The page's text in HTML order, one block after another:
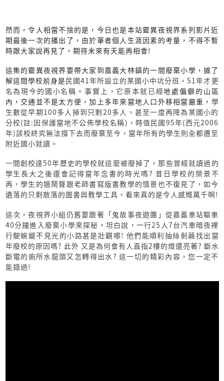
然而，令人相當不捨的是，今日也是本站靈異夜視界系列影片近
期最後一次的播出了，由於筆者個人生涯因素的考量，不得不暫
時跟大家說再見了，期待未來有天能再相會!
這集的靈異夜視界要帶大家到嘉義大林鎮的一間廢棄小學，據了
解這間學校前身是民國41年所設立的某國小中坑分班，51年才 更
名為現今的國小名稱。事實上，它原本就已經地處偏僻的山區
內，交通並不是太方便，加上多年來當地人口外移相當嚴重， 學
生數從早期100多人掉到只剩20多人，甚至一度再降為某國小的
分校(註:因保護當地不公佈學校名稱)，時值民國95年(西元2006
年)該校終究無法撐下去而廢棄至今，當年所有的學生則全都遷至
附近國小就讀。
一間創校達50年歷史的學校就這麼被廢掉了，那些曾經就讀過的
學生長大之後還會記得當年念書的時光嗎? 昔日學校的榮景不
再，學生的嬉鬧聲跟老師書寫版書教學的情景也不復見了，如今
遺落的只剩散落的圖書與教學工具，看來真的是令人感慨萬千啊!
這次，夜視界小組仍舊要跟著「鬼故事夜遊團」從嘉義車站驅車
40分鐘進入廢棄小學來探秘。坦白說，一行25人7台汽車暗夜裡
行駛蜿蜒不見光的小路甚是壯觀哪! 他們能順利抽絲剝繭找出當
年廢校的原因嗎? 此外 又是為何會有人直指2樓的燈還亮著? 斷水
斷電的廁所水龍頭又怎轉得出水? 這一切的精彩內容，您一定不
能錯過!